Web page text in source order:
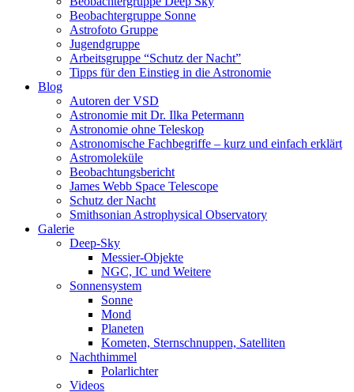
Beobachtergruppe Sonne
Astrofoto Gruppe
Jugendgruppe
Arbeitsgruppe “Schutz der Nacht”
Tipps für den Einstieg in die Astronomie
Blog
Autoren der VSD
Astronomie mit Dr. Ilka Petermann
Astronomie ohne Teleskop
Astronomische Fachbegriffe – kurz und einfach erklärt
Astromoleküle
Beobachtungsbericht
James Webb Space Telescope
Schutz der Nacht
Smithsonian Astrophysical Observatory
Galerie
Deep-Sky
Messier-Objekte
NGC, IC und Weitere
Sonnensystem
Sonne
Mond
Planeten
Kometen, Sternschnuppen, Satelliten
Nachthimmel
Polarlichter
Videos